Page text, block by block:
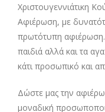
Χριστουγεννιάτικη
Αφιέρωση, με
πρωτότυπη
παιδιά αλλά και τα
κάτι προσωπικό και
Δώστε μας την
μοναδική